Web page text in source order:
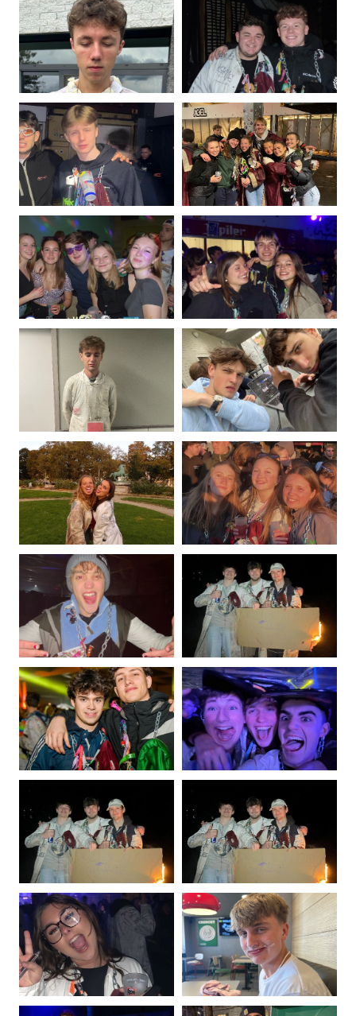
de
Marie
Collard
Achille
Defoy
Photo
de
Bastien
Delmotte
Photo
de
Robin
Fernandez
Photo
de
Edouard
Flas
Photo
de
Juliette
Genot
Photo
Jaumain
Photo
de
Thibaud
Krisp
Photo
de
Louis
Leboutte
Photo
de
Alexandre
Leduc
Photo
de
Eva
Leroy
Photo
Romane
Lipcsei
Photo
de
Alexis
Locht
Photo
de
Julien
Louppe
Photo
Loïc
Maréchal
Photo
Aymeric
Mouzon
Photo
de
Noah
Padilla
Pajares
Photo
de
Cyrus
Raskin
Photo
Photo